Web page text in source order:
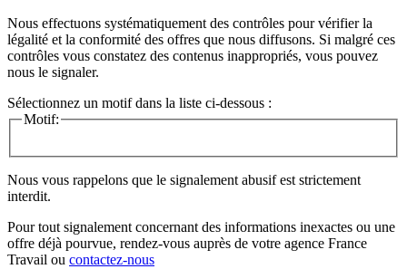
Nous effectuons systématiquement des contrôles pour vérifier la
légalité et la conformité des offres que nous diffusons. Si malgré ces
contrôles vous constatez des contenus inappropriés, vous pouvez
nous le signaler.
Sélectionnez un motif dans la liste ci-dessous :
Motif:
Nous vous rappelons que le signalement abusif est strictement
interdit.
Pour tout signalement concernant des informations inexactes ou une
offre déjà pourvue, rendez-vous auprès de votre agence France
Travail ou contactez-nous